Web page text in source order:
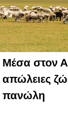
Μέσα στον
απώλειες
πανώλη